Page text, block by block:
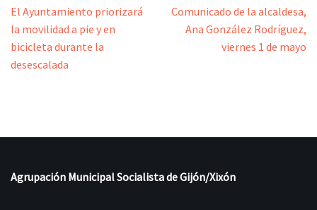
El Ayuntamiento priorizará
la movilidad a pie y en
bicicleta durante la
desescalada
Comunicado de la alcaldesa,
Ana González Rodríguez,
viernes 1 de mayo
Agrupación Municipal Socialista de Gijón/Xixón